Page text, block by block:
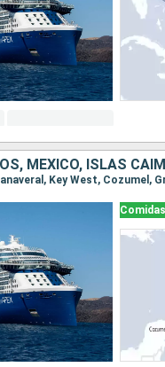
MÉXICO, ISLAS
Key West, Cozumel,